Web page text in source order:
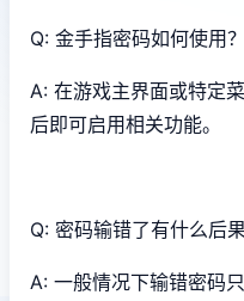
Q: 金手指密码如何使用？
A: 在游戏主界面或特定
后即可启用相关功能。
Q: 密码输错了有什么后果
A: 一般情况下输错密码